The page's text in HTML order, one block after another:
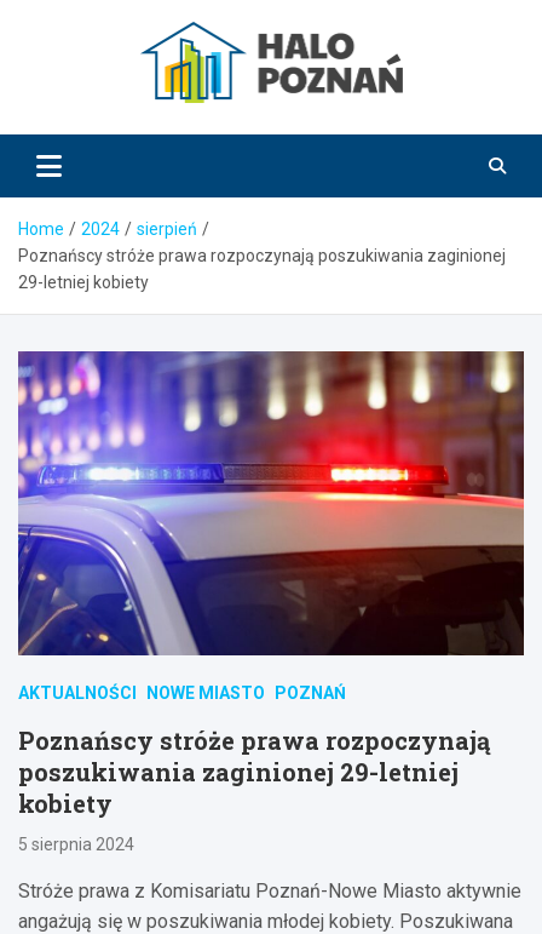
HaloPoznań.pl
Home 2024
sierpień
Poznańscy stróże prawa rozpoczynają poszukiwania zaginionej
29-letniej kobiety
AKTUALNOŚCI NOWE MIASTO POZNAŃ
Poznańscy stróże prawa rozpoczynają
poszukiwania zaginionej 29-letniej
kobiety
5 sierpnia 2024
Stróże prawa z Komisariatu Poznań-Nowe Miasto aktywnie
angażują się w poszukiwania młodej kobiety. Poszukiwana